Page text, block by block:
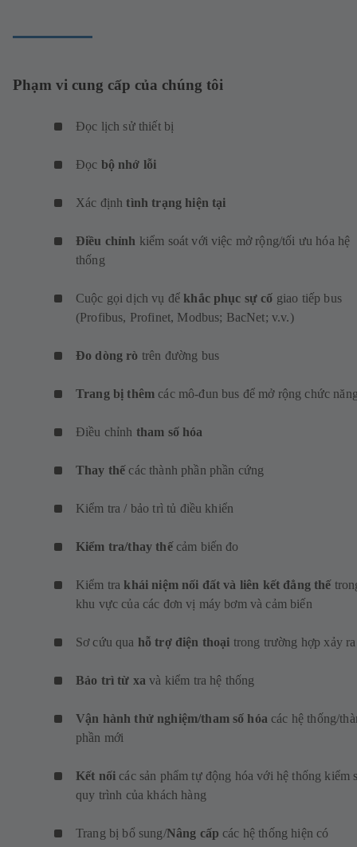
Phạm vi cung cấp của chúng tôi
Đọc lịch sử thiết bị
Đọc bộ nhớ lỗi
Xác địnhtình trạng hiện tại
Điều chỉnh kiểm soát với việc mở rộng/tối ưu hóa hệ
thống
Cuộc gọi dịch vụ để khắc phục sự cố giao tiếp bus
(Profibus, Profinet, Modbus; BacNet; v.v.)
Đo dòng rò trên đường bus
Trang bị thêm các mô-đun bus để mở rộng chức
Điều chỉnh tham số hóa
Thay thếcác thành phần phần cứng
Kiểm tra / bảo trì tủ điều khiển
Kiểm tra/thay thế cảm biến đo
Kiểm trakhái niệm nối đất và liên kết đẳng thế
khu vực của các đơn vị máy bơm và cảm biến
Sơ cứu qua hỗ trợ điện thoại trong trường hợp xảy
Bảo trì từ xa và kiểm tra hệ thống
Vận hành thử nghiệm/tham số hóa các hệ thống/
phần mới
Kết nối các sản phẩm tự động hóa với hệ thống kiểm
quy trình của khách hàng
Trang bị bổ sung/Nâng cấp các hệ thống hiện có